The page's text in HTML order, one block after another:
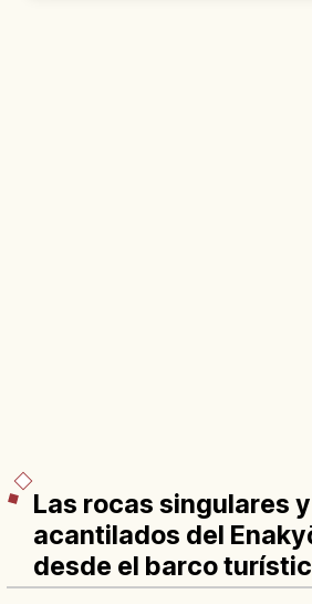
Las rocas singulares
acantilados del
desde el barco